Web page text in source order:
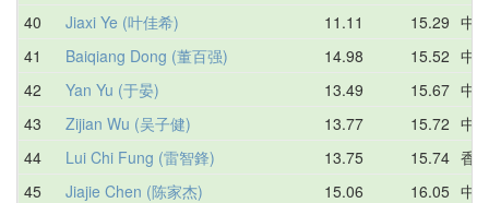
40
Jiaxi Ye (叶佳希) 11.11 15.29 中
41
Baiqiang Dong (董百强) 14.98 15.52 中
42
Yan Yu (于晏) 13.49 15.67 中
43
Zijian Wu (吴子健) 13.77 15.72 中
44
Lui Chi Fung (雷智鋒) 13.75 15.74 香
45
Jiajie Chen (陈家杰) 15.06 16.05 中